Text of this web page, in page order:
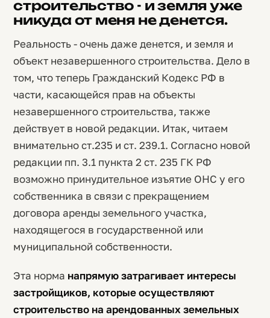
строительство - и земля уже
никуда от меня не денется.
Реальность - очень даже денется, и земля и
объект незавершенного строительства. Дело в
том, что теперь Гражданский Кодекс РФ в
части, касающейся прав на объекты
незавершенного строительства, также
действует в новой редакции. Итак, читаем
внимательно ст.235 и ст. 239.1. Согласно новой
редакции пп. 3.1 пункта 2 ст. 235 ГК РФ
возможно принудительное изъятие ОНС у его
собственника в связи с прекращением
договора аренды земельного участка,
находящегося в государственной или
муниципальной собственности.
Эта норма напрямую затрагивает интересы
застройщиков, которые осуществляют
строительство на арендованных земельных